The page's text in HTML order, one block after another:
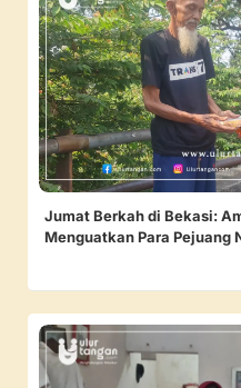
Jumat Berkah di Bekasi:
Menguatkan Para Pejuang